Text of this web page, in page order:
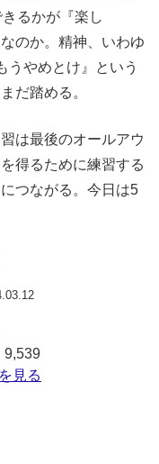
るかが『楽し
のか。精神、いわゆ
うやめとけ』という
だ踏める。
は最後のオールアウ
得るために練習する
つながる。今日は5
9,539
見る